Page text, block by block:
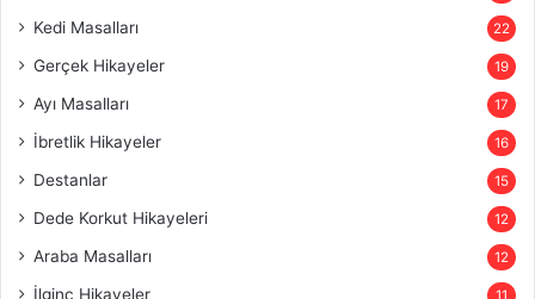
Kedi Masalları 22
Gerçek Hikayeler 19
Ayı Masalları 17
İbretlik Hikayeler 16
Destanlar 15
Dede Korkut Hikayeleri 12
Araba Masalları 12
İlginç Hikayeler 11